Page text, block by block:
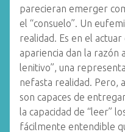
parecieran emerger
el “consuelo”. Un
realidad. Es en el
apariencia dan la razón
lenitivo”, una
nefasta realidad. Pero,
son capaces de
la capacidad de “leer”
fácilmente entendible